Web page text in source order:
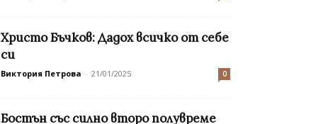
Христо Бъчков: Дадох всичко от себе
си
Виктория Петрова - 21/01/2025 0
Бостън със силно второ полувреме